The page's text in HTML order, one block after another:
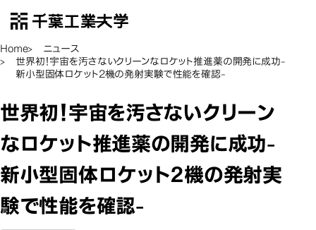
千葉工業大学
Open Menu
Home
ニュース
世界初！宇宙を汚さないクリーンなロケット推進薬の開発に成功-
新小型固体ロケット2機の発射実験で性能を確認-
世界初！宇宙を汚さないクリーン
なロケット推進薬の開発に成功-
新小型固体ロケット2機の発射実
験で性能を確認-